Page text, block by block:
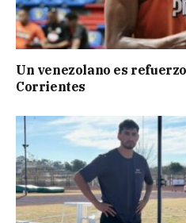
Un venezolano es
Corrientes